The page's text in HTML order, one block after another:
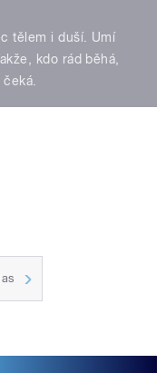
tělem i duší. Umí
kdo rád běhá,